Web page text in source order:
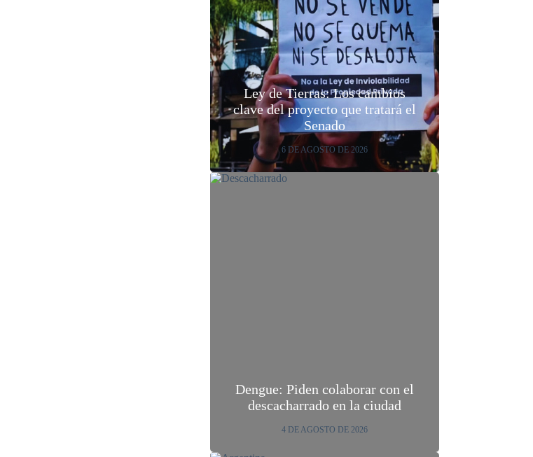
Ley de Tierras: Los cambios
clave del proyecto que tratará el
Senado
6 DE AGOSTO DE 2026
Dengue: Piden colaborar con el
descacharrado en la ciudad
4 DE AGOSTO DE 2026